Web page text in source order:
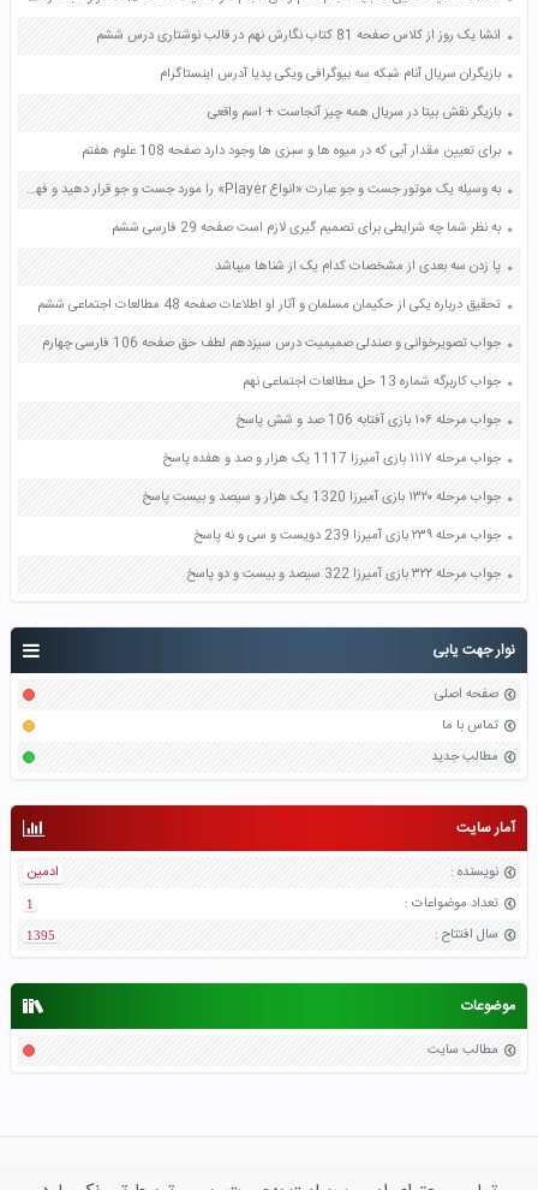
نوار جهت یابی
صفحه اصلی
تماس با ما
مطالب جدید
آمار سایت
نویسنده :
ادمین
تعداد موضواعات :
1
سال افتتاح :
1395
موضوعات
مطالب سایت
انشا يک روز از کلاس صفحه 81 کتاب نگارش نهم در قالب نوشتاری درس ششم
بازیگران سریال آنام شبکه سه بیوگرافی ویکی پدیا آدرس اینستاگرام
بازیگر نقش بیتا در سریال همه چیز آنجاست + اسم واقعی
برای تعیین مقدار آبی که در میوه ها و سبزی ها وجود دارد صفحه 108 علوم هفتم
به وسیله یک موتور جست و جو عبارت «انواع Player» را مورد جست و جو قرار دهید و فهرستی از پرکاربردترین آن ها را در جدول 4_5 درج نمایید صفحه 76 کار و فناوری هشتم
به نظر شما چه شرایطی برای تصمیم گیری لازم است صفحه 29 فارسی ششم
پا زدن سه بعدی از مشخصات کدام یک از شناها میباشد
تحقیق درباره یکی از حکیمان مسلمان و آثار او اطلاعات صفحه 48 مطالعات اجتماعی ششم
جواب تصویرخوانی و صندلی صمیمیت درس سیزدهم لطف حق صفحه 106 فارسی چهارم
جواب کاربرگه شماره 13 حل مطالعات اجتماعی نهم
جواب مرحله ۱۰۶ بازی آفتابه 106 صد و شش پاسخ
جواب مرحله ۱۱۱۷ بازی آمیرزا 1117 یک هزار و صد و هفده پاسخ
جواب مرحله ۱۳۲۰ بازی آمیرزا 1320 یک هزار و سیصد و بیست پاسخ
جواب مرحله ۲۳۹ بازی آمیرزا 239 دویست و سی و نه پاسخ
جواب مرحله ۳۲۲ بازی آمیرزا 322 سیصد و بیست و دو پاسخ